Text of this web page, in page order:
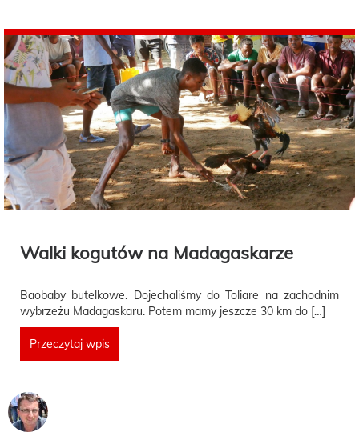
Walki kogutów na Madagaskarze
Baobaby butelkowe. Dojechaliśmy do Toliare na zachodnim
wybrzeżu Madagaskaru. Potem mamy jeszcze 30 km do […]
Przeczytaj wpis